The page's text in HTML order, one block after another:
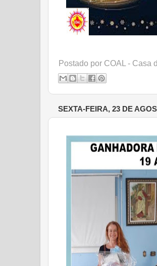
Postado por COAL - Casa
SEXTA-FEIRA, 23 DE